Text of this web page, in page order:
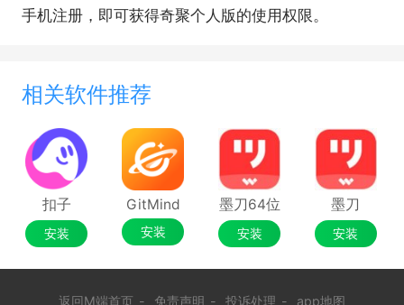
手机注册，即可获得奇聚个人版的使用权限。
相关软件推荐
扣子
安装
GitMind
安装
墨刀64位
安装
墨刀
安装
返回M端首页 - 免责声明 - 投诉处理 - app地图